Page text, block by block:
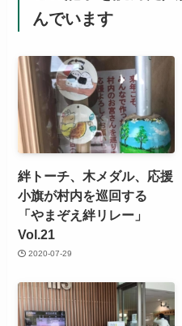
んでいます
絆トーチ、木メダル、応援
小旗が村内を巡回する
「やまぞえ絆リレー」
Vol.21
2020-07-29